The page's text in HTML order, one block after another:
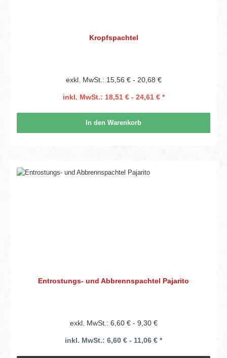
Kropfspachtel
exkl. MwSt.: 15,56 € - 20,68 €
inkl. MwSt.: 18,51 € - 24,61 € *
In den Warenkorb
Entrostungs- und Abbrennspachtel Pajarito
exkl. MwSt.: 6,60 € - 9,30 €
inkl. MwSt.: 6,60 € - 11,06 € *